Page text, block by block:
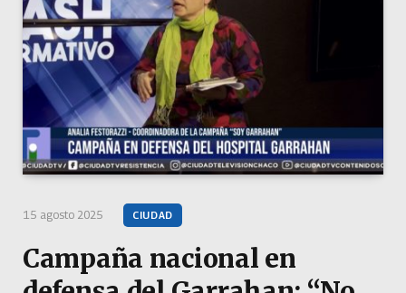
15 agosto 2025 CIUDAD
Campaña nacional en